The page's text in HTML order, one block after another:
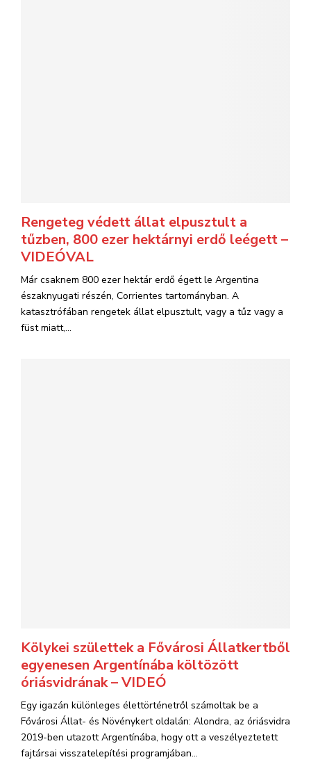
Rengeteg védett állat elpusztult a
tűzben, 800 ezer hektárnyi erdő leégett –
VIDEÓVAL
Már csaknem 800 ezer hektár erdő égett le Argentina
északnyugati részén, Corrientes tartományban. A
katasztrófában rengetek állat elpusztult, vagy a tűz vagy a
füst miatt,...
Kölykei születtek a Fővárosi Állatkertből
egyenesen Argentínába költözött
óriásvidrának – VIDEÓ
Egy igazán különleges élettörténetről számoltak be a
Fővárosi Állat- és Növénykert oldalán: Alondra, az óriásvidra
2019-ben utazott Argentínába, hogy ott a veszélyeztetett
fajtársai visszatelepítési programjában...